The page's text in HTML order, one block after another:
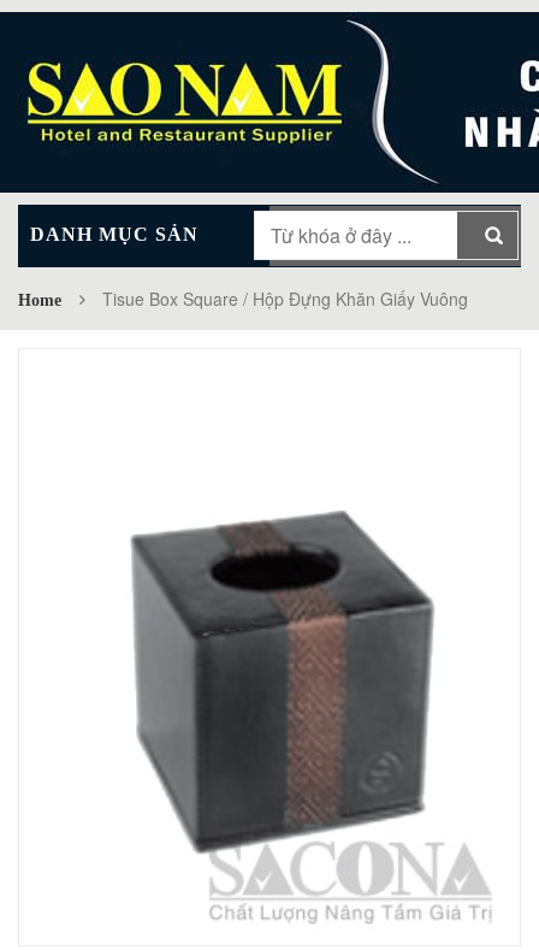
DANH MỤC SẢN
PHẨM
MAIN MENU
Home Tisue Box Square / Hộp Đựng Khăn Giấy Vuông